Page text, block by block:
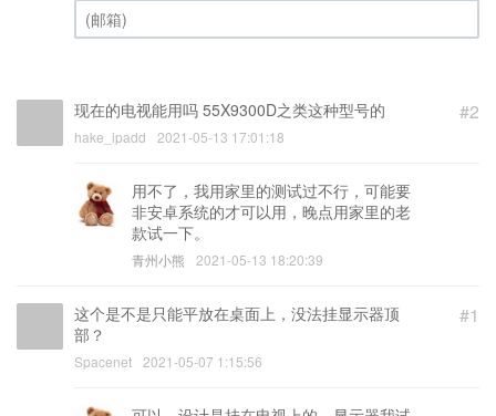
#2
现在的电视能用吗 55X9300D之类这种型号的
hake_ipadd 2021-05-13 17:01:18
用不了，我用家里的测试过不行，可能要
非安卓系统的才可以用，晚点用家里的老
款试一下。
青州小熊 2021-05-13 18:20:39
#1
这个是不是只能平放在桌面上，没法挂显示器顶
部？
Spacenet 2021-05-07 1:15:56